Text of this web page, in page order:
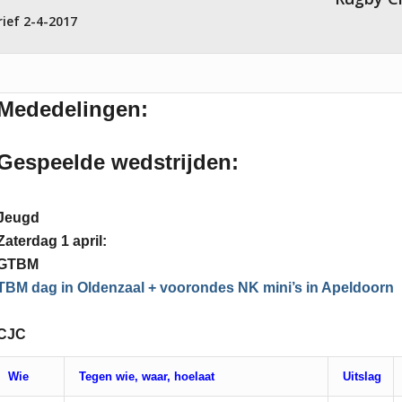
2-4-2017
wedstrijden:
1 april:
dag in Oldenzaal + voorondes NK mini’s in Apeldoorn
Wie Tegen wie, waar, hoelaat Uitslag